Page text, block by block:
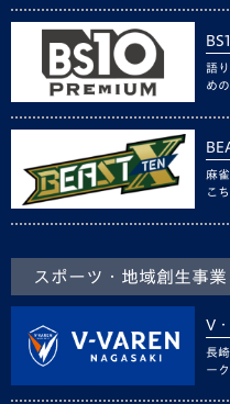
語
め
麻
こ
スポーツ・地域創生事業
V
長
ー